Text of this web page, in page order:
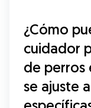
¿Cómo
cuidador
de perros
se ajuste